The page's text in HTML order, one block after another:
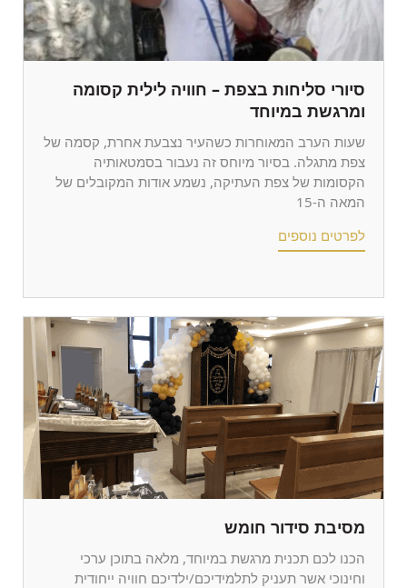
סיורי סליחות בצפת – חוויה לילית קסומה
ומרגשת במיוחד
שעות הערב המאוחרות כשהעיר נצבעת אחרת, קסמה של
צפת מתגלה. בסיור מיוחס זה נעבור בסמטאותיה
הקסומות של צפת העתיקה, נשמע אודות המקובלים של
המאה ה-15
לפרטים נוספים
מסיבת סידור חומש
הכנו לכם תכנית מרגשת במיוחד, מלאה בתוכן ערכי
וחינוכי אשר תעניק לתלמידיכם/ילדיכם חוויה ייחודית